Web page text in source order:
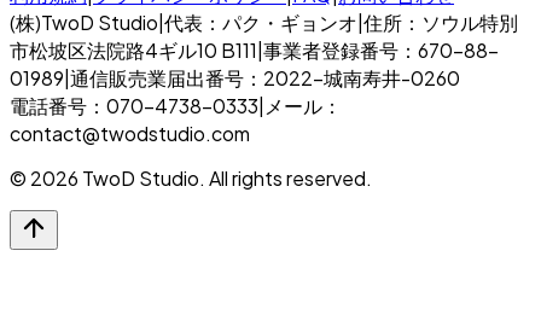
(株)TwoD Studio 代表：パク・ギョンオ 住所：ソウル特別
市松坡区法院路4ギル10 B111 事業者登録番号：670-88-
01989 通信販売業届出番号：2022-城南寿井-0260
電話番号：070-4738-0333 メール：
contact@twodstudio.com
© 2026 TwoD Studio. All rights reserved.